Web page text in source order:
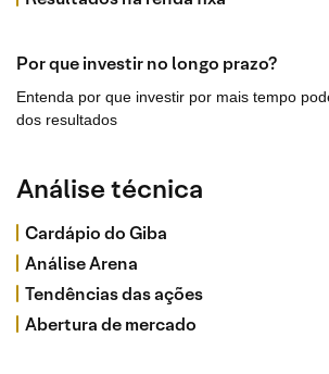
Por que investir no longo prazo?
Entenda por que investir por mais tempo
dos resultados
Análise técnica
Cardápio do Giba
Análise Arena
Tendências das ações
Abertura de mercado